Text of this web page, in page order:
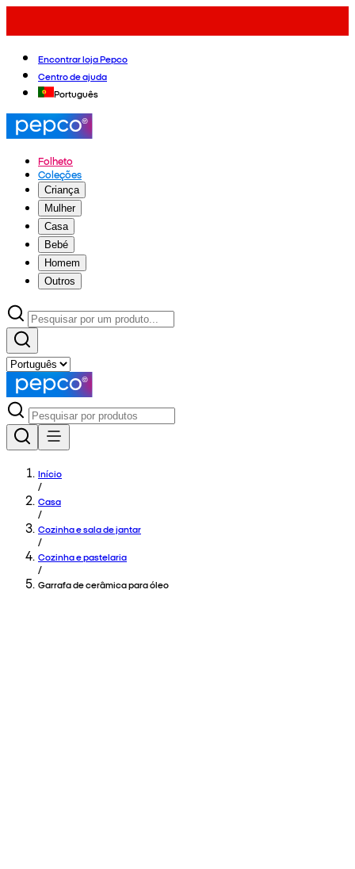
Encontrar loja Pepco
Centro de ajuda
Português
Folheto
Coleções
Criança
Mulher
Casa
Bebé
Homem
Outros
Início
/
Casa
/
Cozinha e sala de jantar
/
Cozinha e pastelaria
/
Garrafa de cerâmica para óleo